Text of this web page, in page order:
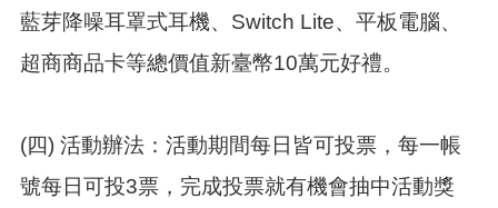
訊
機
錄
相
藍芽降噪耳罩式耳機、Switch Lite、平板電腦、
超商商品卡等總價值新臺幣10萬元好禮。
(四) 活動辦法：活動期間每日皆可投票，每一帳
號每日可投3票，完成投票就有機會抽中活動獎